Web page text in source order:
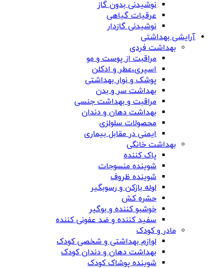
نوشیدنی بدون گاز
عرقیات گیاهی
نوشیدنی گازدار
آرایشی بهداشتی
بهداشت فردی
مراقبت از پوست و مو
اسپری،عطر و ادکلن
پوشک و نوار بهداشتی
بهداشت سر و بدن
مراقبت و بهداشت جنسی
بهداشت دهان و دندان
محصولات سلولزی
ایمنی در مقابل بیماری
بهداشت خانگی
پاک کننده
شوینده منسوجات
شوینده ظروف
لوله بازکن و رسوبگیر
حشره کش
خوشبو کننده و بوگیر
سفید کننده و ضد عفونی کننده
مادر و کودک
لوازم بهداشتی و شخصی کودک
بهداشت دهان و دندان کودک
شوینده پوشاک کودک